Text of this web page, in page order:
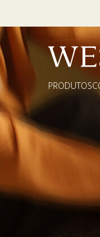
PRODUTOS